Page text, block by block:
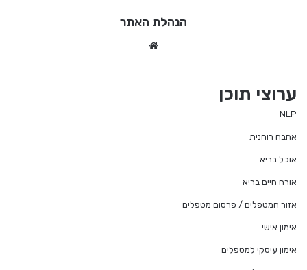
הנהלת האתר
ערוצי תוכן
NLP
אהבה רוחנית
אוכל בריא
אורח חיים בריא
אזור המטפלים / פרסום מטפלים
אימון אישי
אימון עיסקי למטפלים